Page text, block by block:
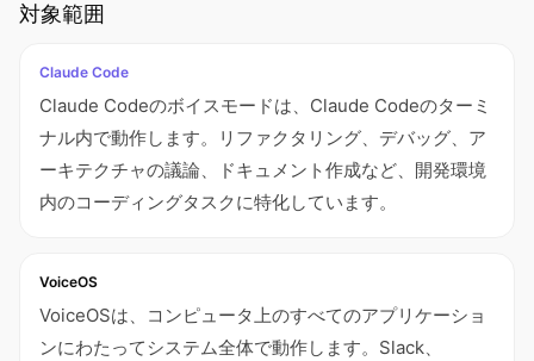
対象範囲
Claude Code
Claude Codeのボイスモードは、Claude Codeのターミ
ナル内で動作します。リファクタリング、デバッグ、ア
ーキテクチャの議論、ドキュメント作成など、開発環境
内のコーディングタスクに特化しています。
VoiceOS
VoiceOSは、コンピュータ上のすべてのアプリケーショ
ンにわたってシステム全体で動作します。Slack、